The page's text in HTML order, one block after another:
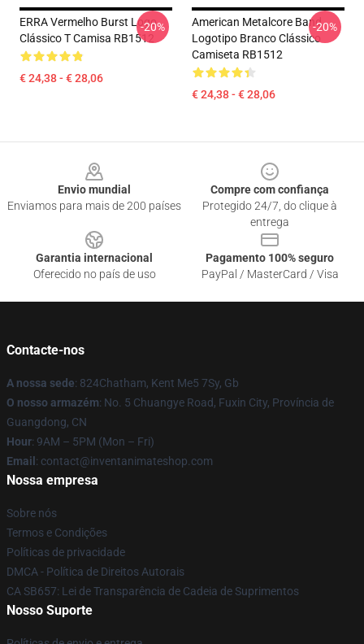
ERRA Vermelho Burst Logo
Clássico T Camisa RB1512
€ 24,38 - € 28,06
-20%
American Metalcore Band
Logotipo Branco Clássico
Camiseta RB1512
€ 24,38 - € 28,06
-20%
Envio mundial
Enviamos para mais de 200 países
Compre com confiança
Protegido 24/7, do clique à
entrega
Garantia internacional
Oferecido no país de uso
Pagamento 100% seguro
PayPal / MasterCard / Visa
Contacte-nos
A nossa sede: 824Chatham, Kent Me5 7Sy, Gb
O nosso armazém: No. 5 Chuangye Road, Fuxin City, Província de
Guangdong, CN
Hour: 9AM – 5PM (Mon – Fri)
Email : contact@inventanimateshop.com
Nossa empresa
Sobre nós
Termos e Condições
Políticas de privacidade
DMCA - Política de Direitos Autorais
CA SB657: Lei de Transparência de Cadeia de Suprimentos
Nosso Suporte